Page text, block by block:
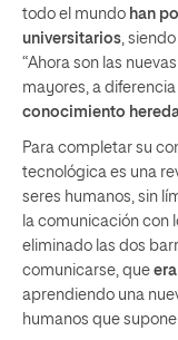
todo el mundo han
universitarios,
“Ahora son las
mayores, a
conocimiento
Para completar su
tecnológica es una
seres humanos, sin
la comunicación con
eliminado las dos
comunicarse, que
aprendiendo una
humanos que